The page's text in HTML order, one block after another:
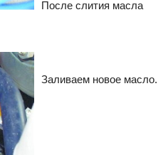
После слития масла
Заливаем новое масло.